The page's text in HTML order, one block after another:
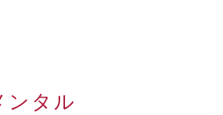
タル